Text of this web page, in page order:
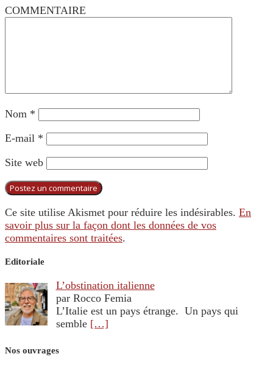
COMMENTAIRE
Nom *
E-mail *
Site web
Ce site utilise Akismet pour réduire les indésirables. En
savoir plus sur la façon dont les données de vos
commentaires sont traitées.
Editoriale
L’obstination italienne
par Rocco Femia
L’Italie est un pays étrange. Un pays qui
semble […]
Nos ouvrages